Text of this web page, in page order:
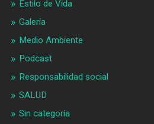
Estilo de Vida
Galería
Medio Ambiente
Podcast
Responsabilidad social
SALUD
Sin categoría